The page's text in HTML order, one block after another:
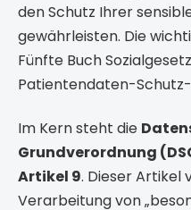
den Schutz Ihrer
gewährleisten. Die
Fünfte Buch
Patientendaten-
Im Kern steht die
Grundverordnung
Artikel 9. Dieser Artikel
Verarbeitung von